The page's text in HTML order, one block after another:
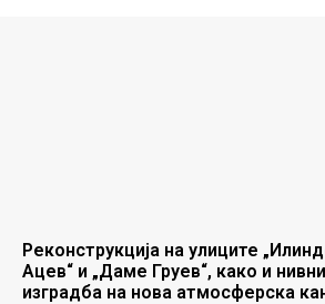
Реконструкција на улиците
Ацев“ и „Даме Груев“, како и
изградба на нова атмосферска